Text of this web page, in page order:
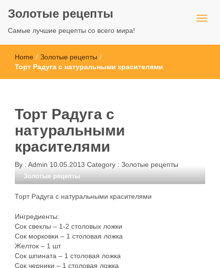
Золотые рецепты
Самые лучшие рецепты со всего мира!
Home / Золотые рецепты /
Торт Радуга с натуральными красителями
Торт Радуга с
натуральными
красителями
By : Admin 10.05.2013 Category : Золотые рецепты
Золотые рецепты
Торт Радуга с натуральными красителями
Ингредиенты:
Сок свеклы – 1-2 столовых ложки
Сок морковки – 1 столовая ложка
Желток – 1 шт
Сок шпината – 1 столовая ложка
Сок черники – 1 столовая ложка